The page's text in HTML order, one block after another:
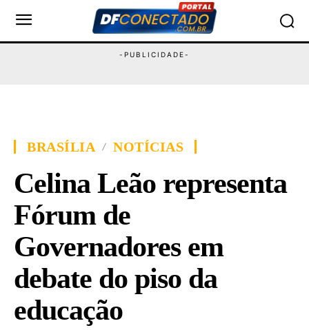
BRASÍLIA NOTÍCIAS
Celina Leão representa
Fórum de
Governadores em
debate do piso da
educação